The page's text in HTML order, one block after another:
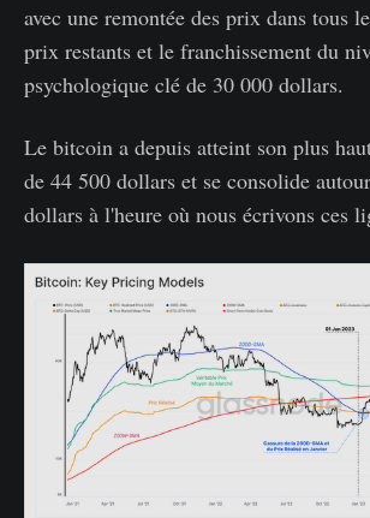
avec une remontée des prix dans tous
prix restants et le franchissement du
psychologique clé de 30 000 dollars.
Le bitcoin a depuis atteint son plus
de 44 500 dollars et se consolide
dollars à l'heure où nous écrivons ces